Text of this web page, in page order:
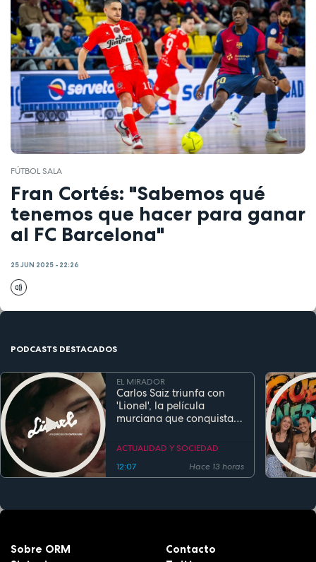
FÚTBOL SALA
Fran Cortés: "Sabemos qué
tenemos que hacer para ganar
al FC Barcelona"
25 JUN 2025 - 22:26
PODCASTS DESTACADOS
EL MIRADOR
Carlos Saiz triunfa con
'Lionel', la película
murciana que conquista
estreno
ACTUALIDAD Y SOCIEDAD
12:07
Hace 13 horas
Sobre ORM
Contacto